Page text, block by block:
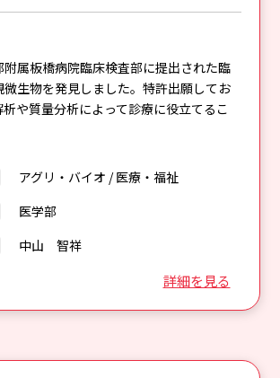
附属板橋病院臨床検査部に提出された臨
微生物を発見しました。特許出願してお
析や質量分析によって診療に役立てるこ
詳細を見る
アグリ・バイオ /医療・福祉
医学部
中山 智祥